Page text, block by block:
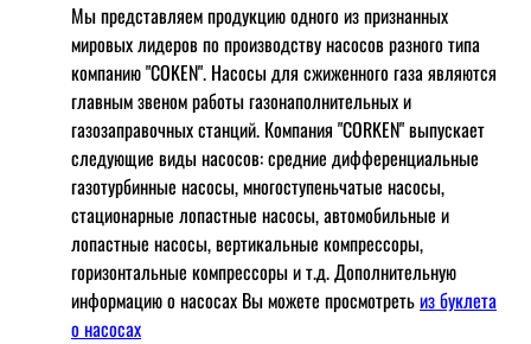
Мы представляем продукцию одного из признанных
мировых лидеров по производству насосов разного типа
компанию "COKEN". Насосы для сжиженного газа являются
главным звеном работы газонаполнительных и
газозаправочных станций. Компания "CORKEN" выпускает
следующие виды насосов: cредние дифференциальные
газотурбинные насосы, многоступеньчатые насосы,
стационарные лопастные насосы, автомобильные и
лопaстные насосы, вертикальные компрессоры,
горизонтальные компрессоры и т.д. Дополнительную
информацию о насосах Вы можете просмотретьиз буклета
о насосах